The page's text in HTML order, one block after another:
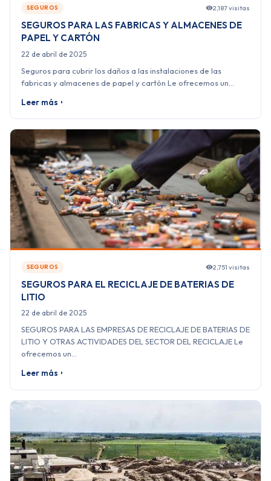
SEGUROS 2,187 visitas
SEGUROS PARA LAS FABRICAS Y ALMACENES DE
PAPEL Y CARTÓN
22 de abril de 2025
Seguros para cubrir los daños a las instalaciones de las
fabricas y almacenes de papel y cartón Le ofrecemos un…
Leer más
SEGUROS 2,751 visitas
SEGUROS PARA EL RECICLAJE DE BATERIAS DE
LITIO
22 de abril de 2025
SEGUROS PARA LAS EMPRESAS DE RECICLAJE DE BATERIAS DE
LITIO Y OTRAS ACTIVIDADES DEL SECTOR DEL RECICLAJE Le
ofrecemos un…
Leer más